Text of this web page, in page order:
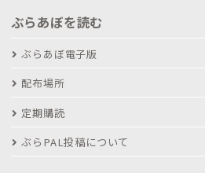
ぶらあぼを読む
ぶらあぼ電子版
配布場所
定期購読
ぶらPAL投稿について